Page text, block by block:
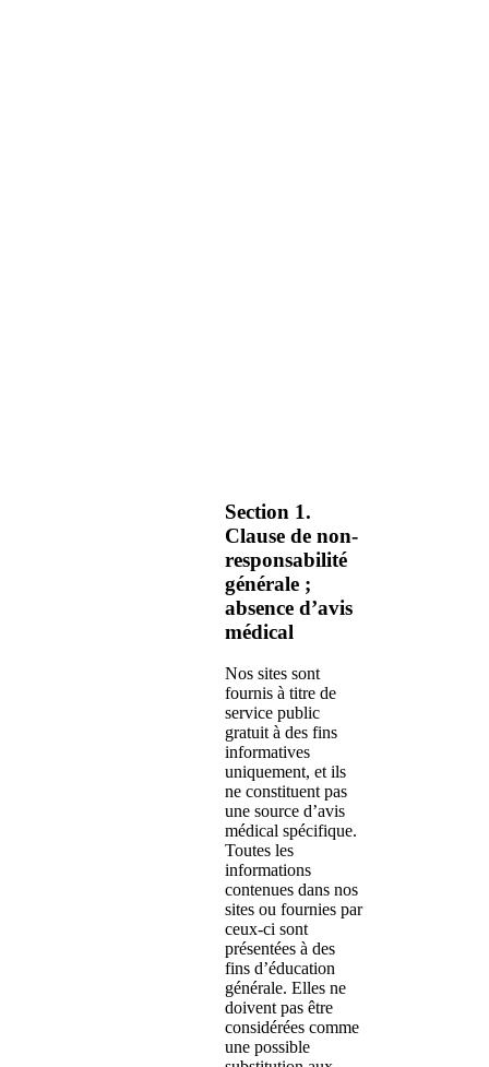
Section 1.
Clause de non-
responsabilité
générale ;
absence d’avis
médical
Nos sites sont
fournis à titre de
service public
gratuit à des fins
informatives
uniquement, et ils
ne constituent pas
une source d’avis
médical spécifique.
Toutes les
informations
contenues dans nos
sites ou fournies par
ceux-ci sont
présentées à des
fins d’éducation
générale. Elles ne
doivent pas être
considérées comme
une possible